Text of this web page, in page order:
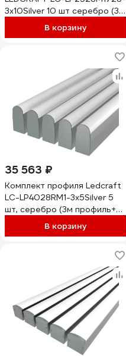
3x10Silver 10 шт серебро (3м
профиль+3м
рассеиватель+2
В корзину
35 563 ₽
Комплект профиля Ledcraft
LC-LP4028RM1-3x5Silver 5
шт, серебро (3м профиль+3м
рассеиватель+2
заглушки+комплект
В корзину